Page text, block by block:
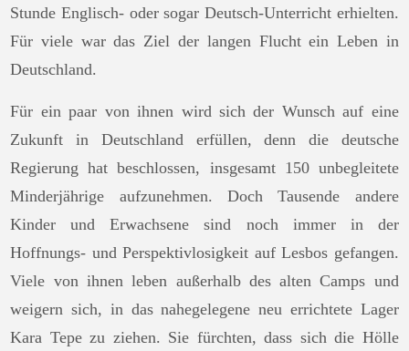
Stunde Englisch- oder sogar Deutsch-Unterricht erhielten.
Für viele war das Ziel der langen Flucht ein Leben in
Deutschland.
Für ein paar von ihnen wird sich der Wunsch auf eine
Zukunft in Deutschland erfüllen, denn die deutsche
Regierung hat beschlossen, insgesamt 150 unbegleitete
Minderjährige aufzunehmen. Doch Tausende andere
Kinder und Erwachsene sind noch immer in der
Hoffnungs- und Perspektivlosigkeit auf Lesbos gefangen.
Viele von ihnen leben außerhalb des alten Camps und
weigern sich, in das nahegelegene neu errichtete Lager
Kara Tepe zu ziehen. Sie fürchten, dass sich die Hölle